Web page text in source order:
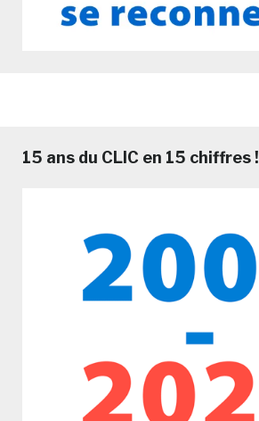
15 ans du CLIC en 15 chiffres !